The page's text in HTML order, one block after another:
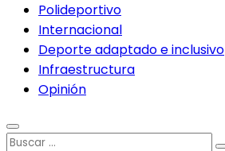
Polideportivo
Internacional
Deporte adaptado e inclusivo
Infraestructura
Opinión
Buscar